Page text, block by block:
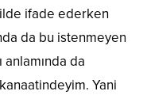
ifade ederken
da bu istenmeyen
da
kanaatindeyim. Yani